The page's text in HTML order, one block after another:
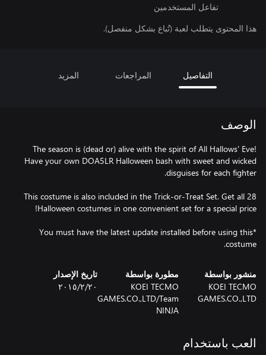
تفاعل المستخدمين
هذا المحتوى يتطلب لعبة (تُباع بشكل منفصل).
التفاصيل المراجعات المزيد
الوصف
The season is (dead or) alive with the spirit of All Hallows' Eve!
Have your own DOA5LR Halloween bash with sweet and wicked
This costume is also included in the Trick-or-Treat Set. Get all 28
*You must have the latest update installed before using this
costume.
منشور بواسطة
KOEI TECMO
GAMES.CO.,LTD
مطورة بواسطة
KOEI TECMO
GAMES.CO.,LTD/Team
NINJA
تاريخ الإصدار
٢٠‏/٢‏/٢٠١٥
العب باستخدام